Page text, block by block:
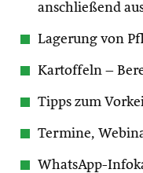
anschließend
Lagerung von
Kartoffeln –
Tipps zum
Termine,
WhatsApp-